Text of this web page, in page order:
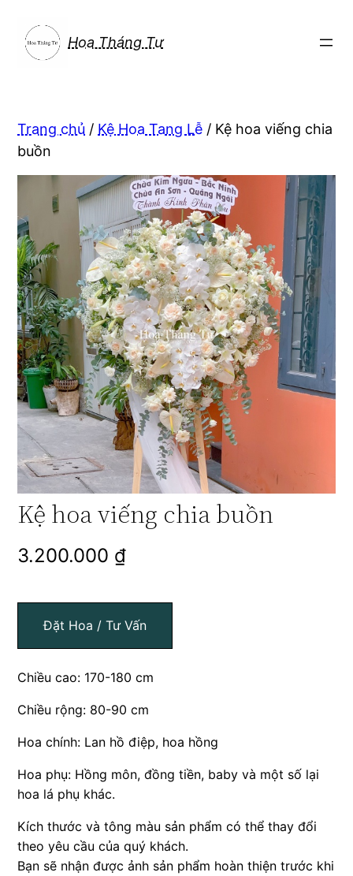
phần
Hoa Tháng Tư
Trang chủ / Kệ Hoa Tang Lễ / Kệ hoa viếng chia
buồn
Kệ hoa viếng chia buồn
3.200.000 ₫
Đặt Hoa / Tư Vấn
Chiều cao: 170-180 cm
Chiều rộng: 80-90 cm
Hoa chính: Lan hồ điệp, hoa hồng
Hoa phụ: Hồng môn, đồng tiền, baby và một số lại
hoa lá phụ khác.
Kích thước và tông màu sản phẩm có thể thay đổi
theo yêu cầu của quý khách.
Bạn sẽ nhận được ảnh sản phẩm hoàn thiện trước khi